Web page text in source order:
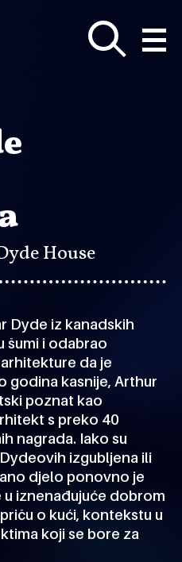
House
Dyde iz kanadskih
šumi i odabrao
da je
godina kasnije, Arthur
poznat kao
s preko 40
nagrada. Iako su
izgubljena ili
djelo ponovno je
iznenađujuće dobrom
o kući, kontekstu u
koji se bore za